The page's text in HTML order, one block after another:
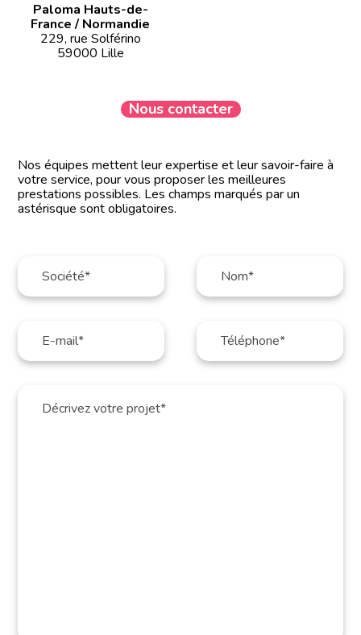
Paloma Hauts-de-
France / Normandie
229, rue Solférino
59000 Lille
Nous contacter
Nos équipes mettent leur expertise et leur savoir-faire à
votre service, pour vous proposer les meilleures
prestations possibles. Les champs marqués par un
astérisque sont obligatoires.